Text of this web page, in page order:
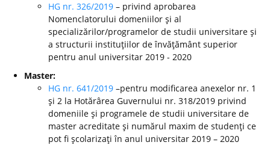
HG nr. 326/2019 – privind aprobarea
Nomenclatorului domeniilor şi al
specializărilor/programelor de studii universitare şi
a structurii instituţiilor de învăţământ superior
pentru anul universitar 2019 - 2020
Master:
HG nr. 641/2019 –pentru modificarea anexelor nr. 1
şi 2 la Hotărârea Guvernului nr. 318/2019 privind
domeniile şi programele de studii universitare de
master acreditate şi numărul maxim de studenţi ce
pot fi şcolarizaţi în anul universitar 2019 – 2020